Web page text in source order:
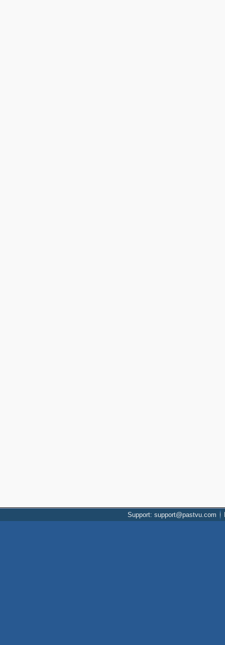
Support: support@pastvu.com